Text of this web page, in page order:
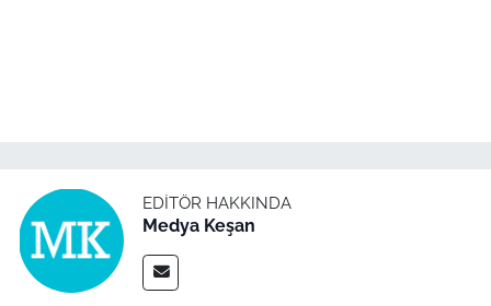
EDITÖR HAKKINDA
Medya Keşan
Flaş Haber
Dış Haberler